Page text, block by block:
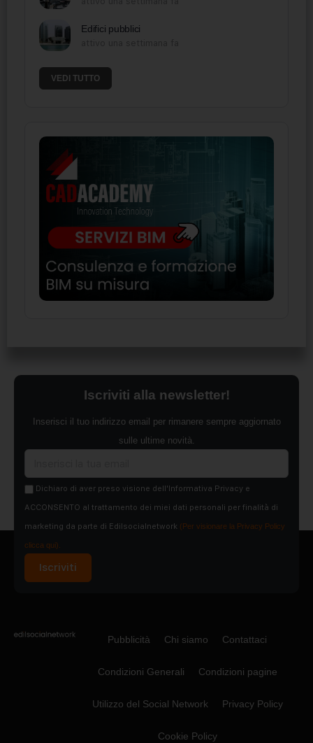
Edifici pubblici
VEDI TUTTO
Iscriviti alla newsletter!
Inserisci il tuo indirizzo email per rimanere sempre aggiornato
sulle ultime novità.
Dichiaro di aver preso visione dell'Informativa Privacy e
ACCONSENTO al trattamento dei miei dati personali per finalità di
marketing da parte di Edilsocialnetwork (Per visionare la Privacy Policy
clicca qui).
Iscriviti
Pubblicità Chi siamo Contattaci
Condizioni Generali Condizioni pagine
Utilizzo del Social Network Privacy Policy
Cookie Policy